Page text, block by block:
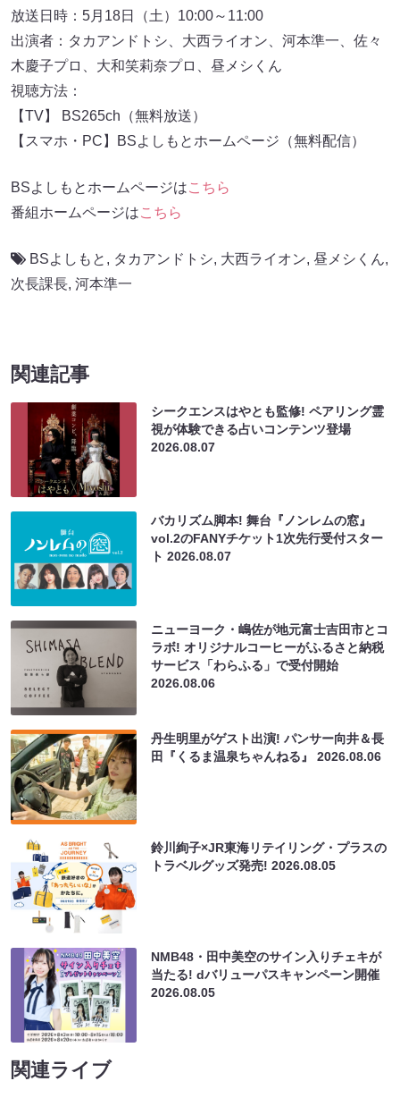
放送日時：5月18日（土）10:00～11:00
出演者：タカアンドトシ、大西ライオン、河本準一、佐々
木慶子プロ、大和笑莉奈プロ、昼メシくん
視聴方法：
【TV】 BS265ch（無料放送）
【スマホ・PC】BSよしもとホームページ（無料配信）
BSよしもとホームページはこちら
番組ホームページはこちら
BSよしもと , タカアンドトシ, 大西ライオン, 昼メシくん,
次長課長, 河本準一
関連記事
シークエンスはやとも監修! ペアリング霊
視が体験できる占いコンテンツ登場
2026.08.07
バカリズム脚本! 舞台『ノンレムの窓』
vol.2のFANYチケット1次先行受付スター
ト2026.08.07
ニューヨーク・嶋佐が地元富士吉田市とコ
ラボ! オリジナルコーヒーがふるさと納税
サービス「わらふる」で受付開始
2026.08.06
丹生明里がゲスト出演! パンサー向井＆長
田『くるま温泉ちゃんねる』2026.08.06
鈴川絢子×JR東海リテイリング・プラスの
トラベルグッズ発売!2026.08.05
NMB48・田中美空のサイン入りチェキが
当たる! dバリューパスキャンペーン開催
2026.08.05
関連ライブ